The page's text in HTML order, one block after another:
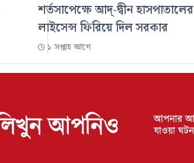
শর্তসাপেক্ষে আদ্-দ্বীন হাসপাতালের
লাইসেন্স ফিরিয়ে দিল সরকার
১ সপ্তাহ আগে